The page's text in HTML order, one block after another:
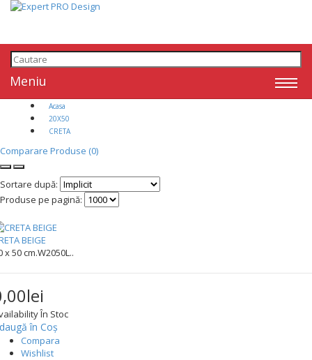
Meniu
Acasa
20X50
CRETA
Comparare Produse (0)
Sortare după:
Produse pe pagină:
BEIGE
x 50 cm.W2050L..
În Stoc
în Coş
Compara
Wishlist